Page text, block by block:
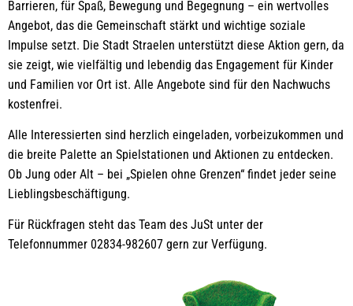
Barrieren, für Spaß, Bewegung und Begegnung – ein wertvolles
Angebot, das die Gemeinschaft stärkt und wichtige soziale
Impulse setzt. Die Stadt Straelen unterstützt diese Aktion gern, da
sie zeigt, wie vielfältig und lebendig das Engagement für Kinder
und Familien vor Ort ist. Alle Angebote sind für den Nachwuchs
kostenfrei.
Alle Interessierten sind herzlich eingeladen, vorbeizukommen und
die breite Palette an Spielstationen und Aktionen zu entdecken.
Ob Jung oder Alt – bei „Spielen ohne Grenzen“ findet jeder seine
Lieblingsbeschäftigung.
Für Rückfragen steht das Team des JuSt unter der
Telefonnummer 02834-982607 gern zur Verfügung.